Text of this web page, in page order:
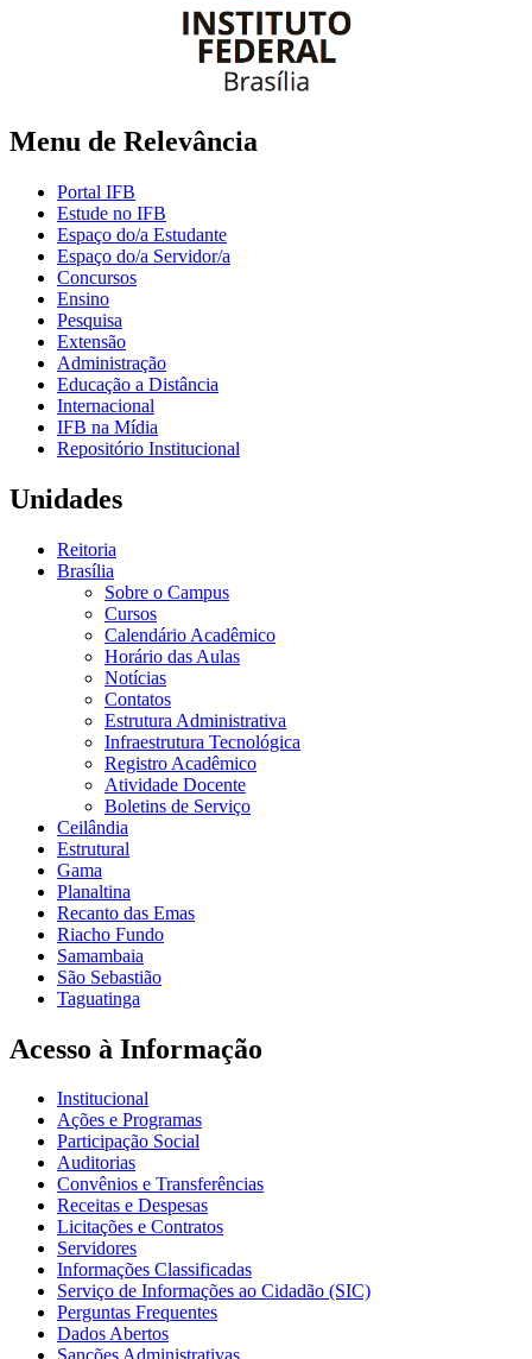
Menu de Relevância
Portal IFB
Estude no IFB
Espaço do/a Estudante
Espaço do/a Servidor/a
Concursos
Ensino
Pesquisa
Extensão
Administração
Educação a Distância
Internacional
IFB na Mídia
Repositório Institucional
Unidades
Reitoria
Brasília
Sobre o Campus
Cursos
Calendário Acadêmico
Horário das Aulas
Notícias
Contatos
Estrutura Administrativa
Infraestrutura Tecnológica
Registro Acadêmico
Atividade Docente
Boletins de Serviço
Ceilândia
Estrutural
Gama
Planaltina
Recanto das Emas
Riacho Fundo
Samambaia
São Sebastião
Taguatinga
Acesso à Informação
Institucional
Ações e Programas
Participação Social
Auditorias
Convênios e Transferências
Receitas e Despesas
Licitações e Contratos
Servidores
Informações Classificadas
Serviço de Informações ao Cidadão (SIC)
Perguntas Frequentes
Dados Abertos